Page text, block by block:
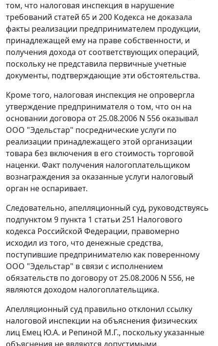
том, что налоговая инспекция в нарушение
требований статей 65 и 200 Кодекса не доказала
факты реализации предпринимателем продукции,
принадлежащей ему на праве собственности, и
получения дохода от соответствующих операций,
поскольку не представила первичные учетные
документы, подтверждающие эти обстоятельства.
Кроме того, налоговая инспекция не опровергла
утверждение предпринимателя о том, что он на
основании договора от 25.08.2006 N 556 оказывал
ООО "Эдельстар" посреднические услуги по
реализации принадлежащего этой организации
товара без включения в его стоимость торговой
наценки. Факт получения налогоплательщиком
вознаграждения за оказанные услуги налоговый
орган не оспаривает.
Следовательно, апелляционный суд, руководствуясь
подпунктом 9 пункта 1 статьи 251 Налогового
кодекса Российской Федерации, правомерно
исходил из того, что денежные средства,
поступившие предпринимателю как поверенному
ООО "Эдельстар" в связи с исполнением
обязательств по договору от 25.08.2006 N 556, не
являются доходом налогоплательщика.
Апелляционный суд правильно отклонил ссылку
налоговой инспекции на объяснения физических
лиц Емец Ю.А. и Репиной М.Г., поскольку указанные